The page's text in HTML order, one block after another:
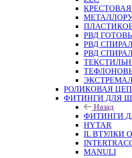
РВД
РВД
РВД
РОЛИКОВАЯ
ФИТИНГИ ДЛЯ
Назад
ФИТИНГИ
HYTAR
IL ВТУЛКИ
MANULI